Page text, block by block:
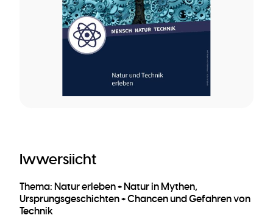
Iwwersiicht
Thema: Natur erleben + Natur in Mythen,
Ursprungsgeschichten + Chancen und Gefahren von
Technik